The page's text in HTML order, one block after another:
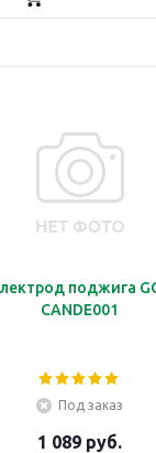
поджига
CANDE001
Под заказ
1 089 руб.